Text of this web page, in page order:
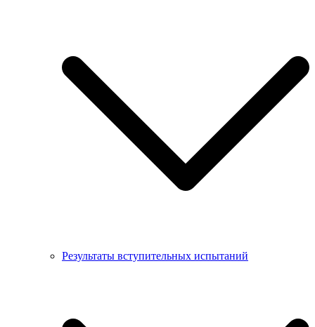
Результаты вступительных испытаний